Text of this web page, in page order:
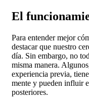
El
Para entender mejor
destacar que nuestro
día. Sin embargo, no
misma manera.
experiencia previa,
mente y pueden influir
posteriores.